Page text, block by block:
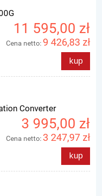
11 595,00 zł
Cena netto: 9 426,83 zł
kup
Converter
3 995,00 zł
Cena netto: 3 247,97 zł
kup